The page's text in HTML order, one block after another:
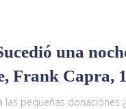
una
Frank Capra,
pequeñas donaciones